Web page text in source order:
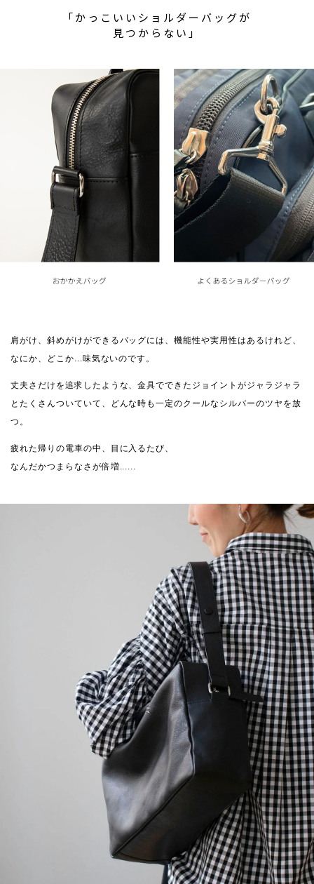
「かっこいいショルダーバッグが
見つからない」
肩がけ、斜めがけができるバッグには、機能性や実用性はあるけれど、
なにか、どこか...味気ないのです。
丈夫さだけを追求したような、金具でできたジョイントがジャラジャラ
とたくさんついていて、どんな時も一定のクールなシルバーのツヤを放
つ。
疲れた帰りの電車の中、目に入るたび、
なんだかつまらなさが倍増......